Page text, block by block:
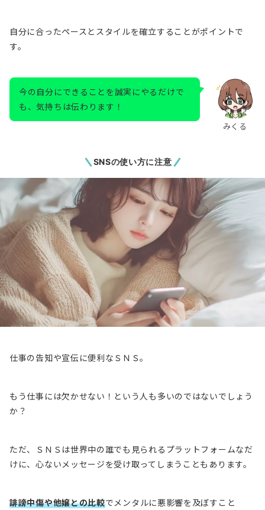
自分に合ったペースとスタイルを確立することがポイントで
す。
みくる
今の自分にできることを誠実にやるだけで
も、気持ちは伝わります！
SNSの使い方に注意
仕事の告知や宣伝に便利なＳＮＳ。
もう仕事には欠かせない！という人も多いのではないでしょう
か？
ただ、ＳＮＳは世界中の誰でも見られるプラットフォームなだ
けに、心ないメッセージを受け取ってしまうこともあります。
誹謗中傷や他嬢との比較でメンタルに悪影響を及ぼすこと